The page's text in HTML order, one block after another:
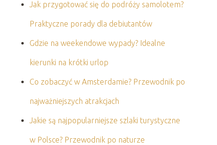
Jak przygotować się do podróży samolotem?
Praktyczne porady dla debiutantów
Gdzie na weekendowe wypady? Idealne
kierunki na krótki urlop
Co zobaczyć w Amsterdamie? Przewodnik po
najważniejszych atrakcjach
Jakie są najpopularniejsze szlaki turystyczne
w Polsce? Przewodnik po naturze